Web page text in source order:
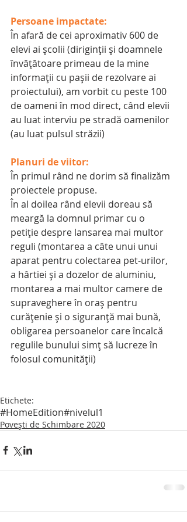
Persoane impactate:
În afară de cei aproximativ 600 de
elevi ai şcolii (diriginţii şi doamnele
învăţătoare primeau de la mine
informaţii cu paşii de rezolvare ai
proiectului), am vorbit cu peste 100
de oameni în mod direct, când elevii
au luat interviu pe stradă oamenilor
(au luat pulsul străzii)
Planuri de viitor:
În primul rând ne dorim să finalizăm
proiectele propuse.
În al doilea rând elevii doreau să
meargă la domnul primar cu o
petiţie despre lansarea mai multor
reguli (montarea a câte unui unui
aparat pentru colectarea pet-urilor,
a hârtiei şi a dozelor de aluminiu,
montarea a mai multor camere de
supraveghere în oraş pentru
curăţenie şi o siguranţă mai bună,
obligarea persoanelor care încalcă
regulile bunului simţ să lucreze în
folosul comunităţii)
Etichete:
#HomeEdition#nivelul1
Povești de Schimbare 2020